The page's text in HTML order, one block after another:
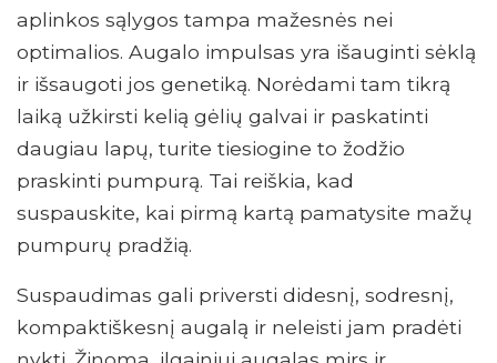
aplinkos sąlygos tampa mažesnės nei
optimalios. Augalo impulsas yra išauginti sėklą
ir išsaugoti jos genetiką. Norėdami tam tikrą
laiką užkirsti kelią gėlių galvai ir paskatinti
daugiau lapų, turite tiesiogine to žodžio
praskinti pumpurą. Tai reiškia, kad
suspauskite, kai pirmą kartą pamatysite mažų
pumpurų pradžią.
Suspaudimas gali priversti didesnį, sodresnį,
kompaktiškesnį augalą ir neleisti jam pradėti